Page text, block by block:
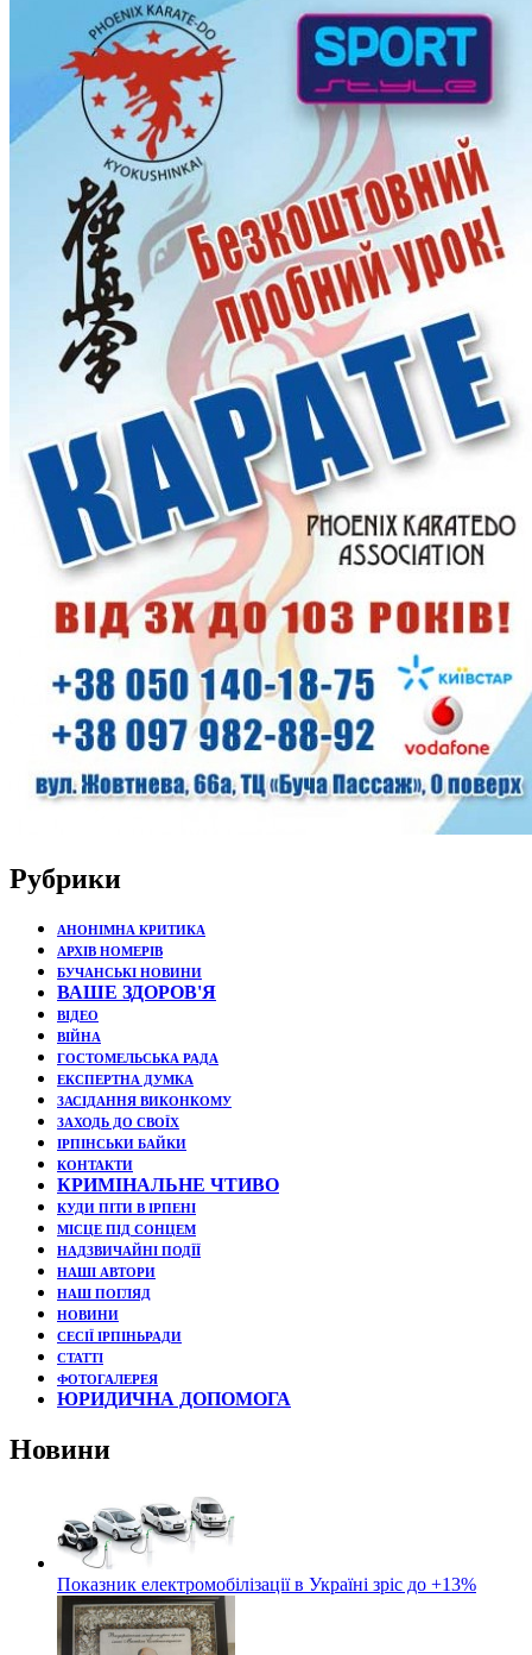
Рубрики
АНОНІМНА КРИТИКА
АРХІВ НОМЕРІВ
БУЧАНСЬКІ НОВИНИ
ВАШЕ ЗДОРОВ'Я
ВІДЕО
ВІЙНА
ГОСТОМЕЛЬСЬКА РАДА
ЕКСПЕРТНА ДУМКА
ЗАСІДАННЯ ВИКОНКОМУ
ЗАХОДЬ ДО СВОЇХ
ІРПІНСЬКИ БАЙКИ
КОНТАКТИ
КРИМІНАЛЬНЕ ЧТИВО
КУДИ ПІТИ В ІРПЕНІ
МІСЦЕ ПІД СОНЦЕМ
НАДЗВИЧАЙНІ ПОДЇЇ
НАШІ АВТОРИ
НАШ ПОГЛЯД
НОВИНИ
СЕСІЇ ІРПІНЬРАДИ
СТАТТІ
ФОТОГАЛЕРЕЯ
ЮРИДИЧНА ДОПОМОГА
Новини
Показник електромобілізації в Україні зріс до +13%